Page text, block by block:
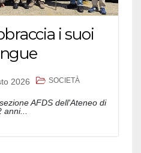
i suoi
2026 SOCIETÀ
AFDS dell'Ateneo di
anni...